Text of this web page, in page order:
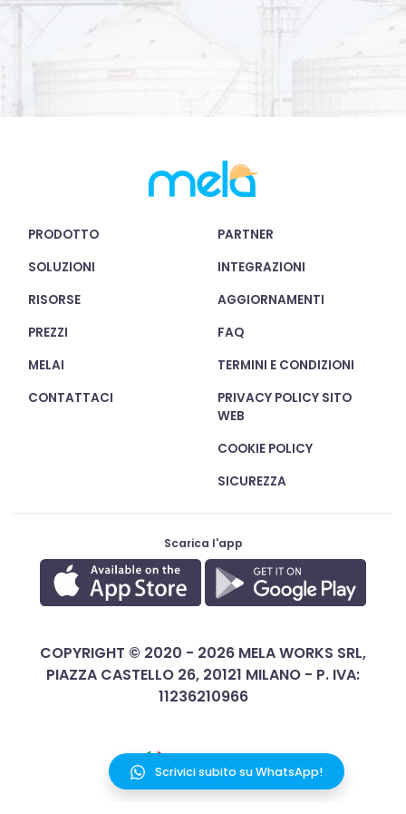
PRODOTTO
SOLUZIONI
RISORSE
PREZZI
MELAI
CONTATTACI
PARTNER
INTEGRAZIONI
AGGIORNAMENTI
FAQ
TERMINI E CONDIZIONI
PRIVACY POLICY SITO
WEB
COOKIE POLICY
SICUREZZA
Scarica l'app
COPYRIGHT © 2020 - 2026 MELA WORKS SRL,
PIAZZA CASTELLO 26, 20121 MILANO - P. IVA:
11236210966
ITALIANO
Scrivici subito su WhatsApp!